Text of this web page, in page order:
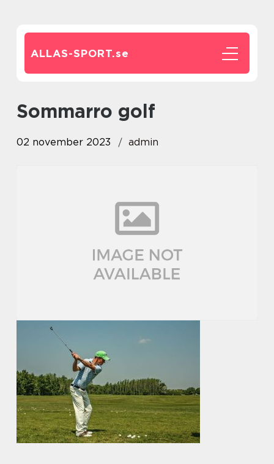
ALLAS-SPORT.se
sommarro golf
02 november 2023 admin